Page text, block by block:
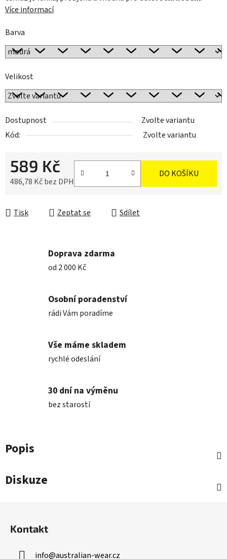
Více informací
Barva
Velikost
Dostupnost
Zvolte variantu
Kód:
Zvolte variantu
589 Kč
486,78 Kč bez DPH
DO KOŠÍKU
Tisk Zeptat se Sdílet
Doprava zdarma
od 2 000 Kč
Osobní poradenství
rádi Vám poradíme
Vše máme skladem
rychlé odeslání
30 dní na výměnu
bez starostí
Popis
Diskuze
Kontakt
info@australian-wear.cz